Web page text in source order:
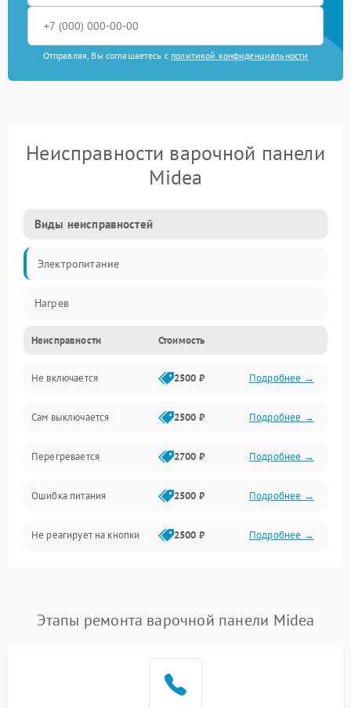
Отправляя, Вы соглашаетесь с политикой конфиденциальности
Неисправности варочной панели
Midea
Виды неисправностей
Электропитание
Нагрев
Неисправности Стоимость
Не включается 2500 ₽ Подробнее →
Сам выключается 2500 ₽ Подробнее →
Перегревается 2700 ₽ Подробнее →
Ошибка питания 2500 ₽ Подробнее →
Не реагирует на кнопки 2500 ₽ Подробнее →
Этапы ремонта варочной панели Midea